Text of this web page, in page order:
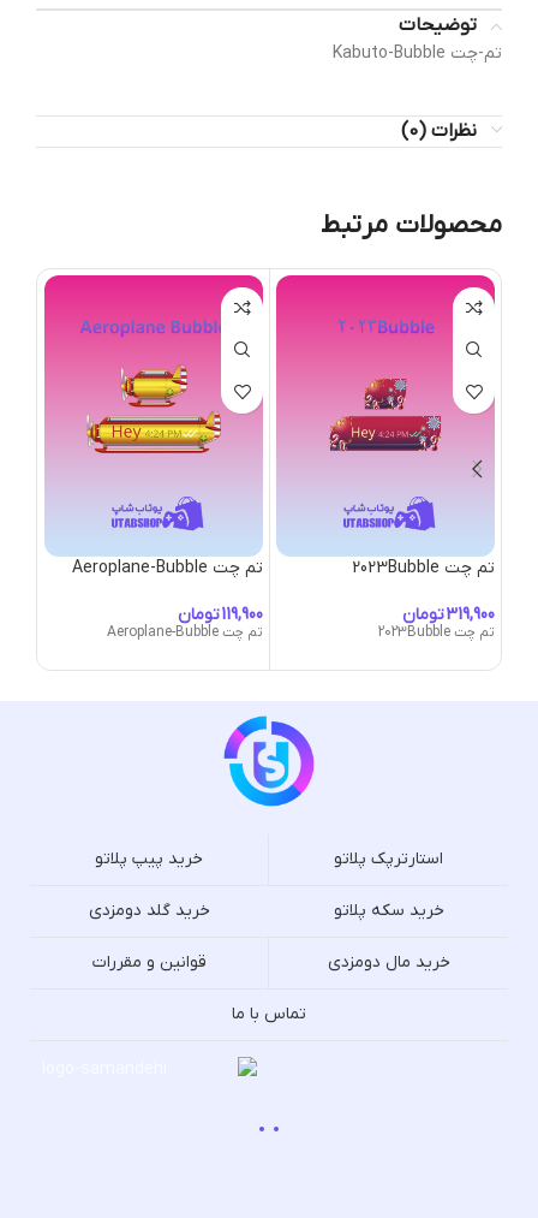
توضیحات
تم-چت Kabuto-Bubble
نظرات (0)
محصولات مرتبط
تم چت 2023Bubble
تومان
تم چت 2023Bubble
تم چت Aeroplane-Bubble
تومان
تم چت Aeroplane-Bubble
استارترپک پلاتو خرید پیپ پلاتو
خرید سکه پلاتو خرید گلد دومزدی
خرید مال دومزدی قوانین و مقررات
تماس با ما